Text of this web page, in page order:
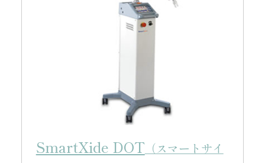
SmartXide DOT（スマートサイ